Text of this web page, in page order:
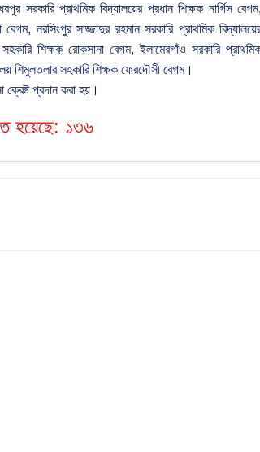
সরকারি প্রাথমিক বিদ্যালয়ের প্রধান শিক্ষক নার্গিস বেগম,
নরসিংপুর সাজ্জাদুর রহমান সরকারি প্রাথমিক
শিক্ষক রোকসানা বেগম, ইলামেরগাঁও সরকারি
শিমুলতলার সহকারি শিক্ষক ফেরদৌসী বেগম।
ক্রেষ্ট প্রদান করা হয়।
হয়েছে: ১৩৬